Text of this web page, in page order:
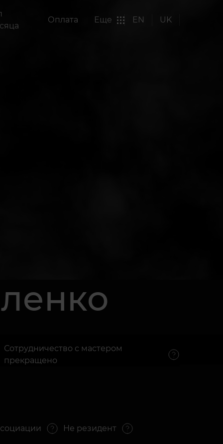
Оплата Еще EN UK
Сотрудничество с мастером
прекращено
Не резидент